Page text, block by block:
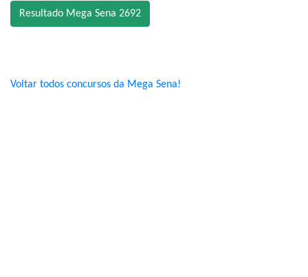
Resultado Mega Sena 2692
Voltar todos concursos da Mega Sena!